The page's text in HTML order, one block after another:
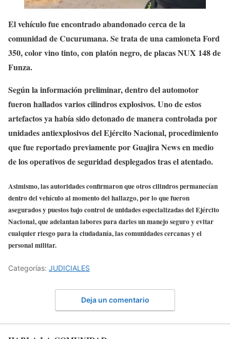
El vehículo fue encontrado abandonado cerca de la
comunidad de Cucurumana. Se trata de una camioneta Ford
350, color vino tinto, con platón negro, de placas NUX 148 de
Funza.
Según la información preliminar, dentro del automotor
fueron hallados varios cilindros explosivos. Uno de estos
artefactos ya había sido detonado de manera controlada por
unidades antiexplosivos del Ejército Nacional, procedimiento
que fue reportado previamente por Guajira News en medio
de los operativos de seguridad desplegados tras el atentado.
Asimismo, las autoridades confirmaron que otros cilindros permanecían
dentro del vehículo al momento del hallazgo, por lo que fueron
asegurados y puestos bajo control de unidades especializadas del Ejército
Nacional, que adelantan labores para darles un manejo seguro y evitar
cualquier riesgo para la ciudadanía, las comunidades cercanas y el
personal militar.
Categorías: JUDICIALES
Deja un comentario